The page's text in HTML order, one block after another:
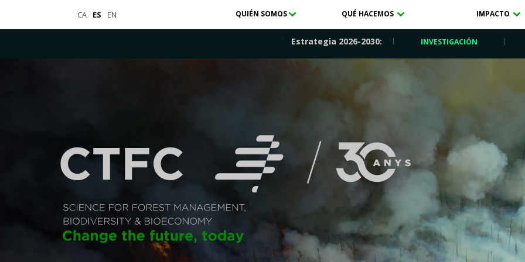
CA ES EN QUIÉN SOMOS QUÉ HACEMOS IMPACTO
Estrategia 2026-2030: INVESTIGACIÓN